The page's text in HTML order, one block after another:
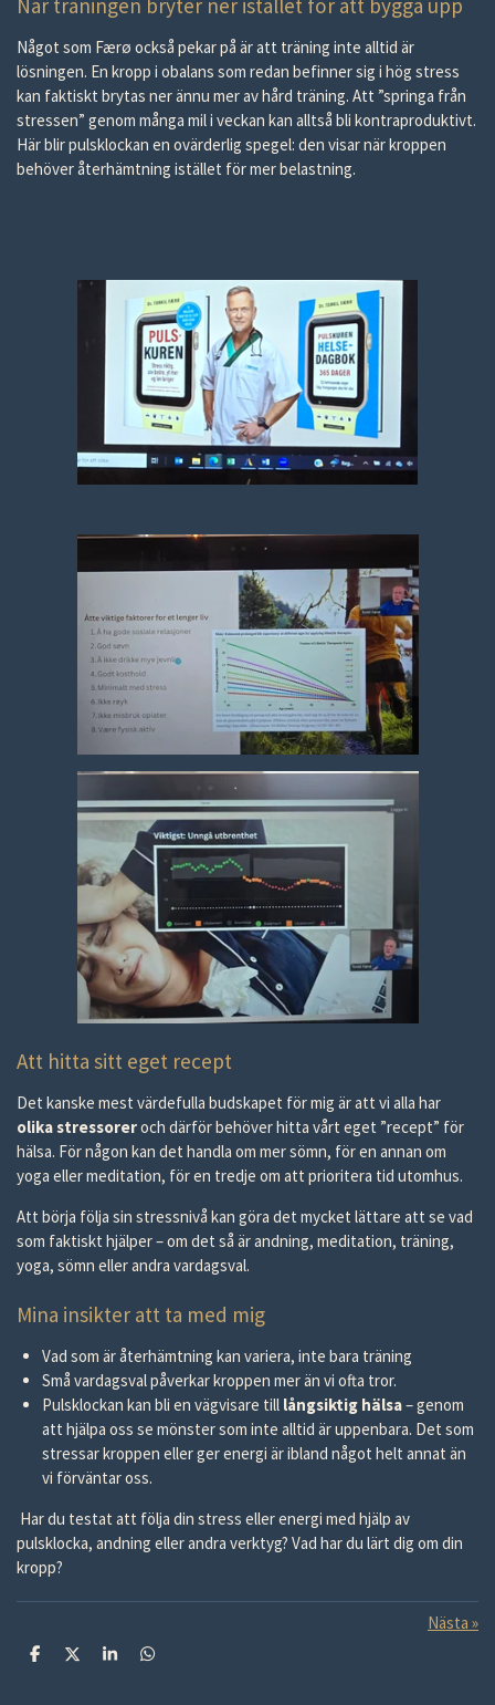
När träningen bryter ner istället för att bygga upp
Något som Færø också pekar på är att träning inte alltid är
lösningen. En kropp i obalans som redan befinner sig i hög stress
kan faktiskt brytas ner ännu mer av hård träning. Att ”springa från
stressen” genom många mil i veckan kan alltså bli kontraproduktivt.
Här blir pulsklockan en ovärderlig spegel: den visar när kroppen
behöver återhämtning istället för mer belastning.
Att hitta sitt eget recept
Det kanske mest värdefulla budskapet för mig är att vi alla har
olika stressoreroch därför behöver hitta vårt eget ”recept” för
hälsa. För någon kan det handla om mer sömn, för en annan om
yoga eller meditation, för en tredje om att prioritera tid utomhus.
Att börja följa sin stressnivå kan göra det mycket lättare att se vad
som faktiskt hjälper – om det så är andning, meditation, träning,
yoga, sömn eller andra vardagsval.
Mina insikter att ta med mig
Vad som är återhämtning kan variera, inte bara träning
Små vardagsval påverkar kroppen mer än vi ofta tror.
Pulsklockan kan bli en vägvisare till långsiktig hälsa– genom
att hjälpa oss se mönster som inte alltid är uppenbara. Det som
stressar kroppen eller ger energi är ibland något helt annat än
vi förväntar oss.
Har du testat att följa din stress eller energi med hjälp av
pulsklocka, andning eller andra verktyg? Vad har du lärt dig om din
kropp?
Nästa »
D
D
D
D